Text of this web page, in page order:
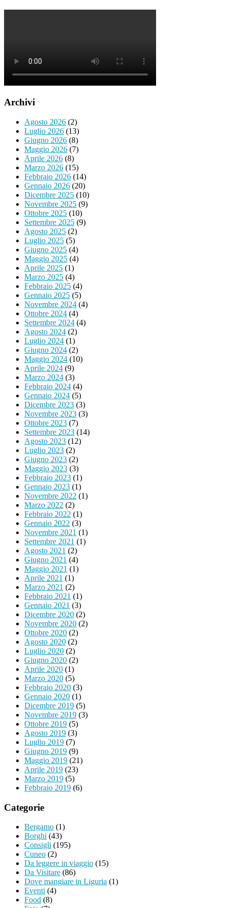
Archivi
Agosto 2026 (2)
Luglio 2026 (13)
Giugno 2026 (8)
Maggio 2026 (7)
Aprile 2026 (8)
Marzo 2026 (15)
Febbraio 2026 (14)
Gennaio 2026 (20)
Dicembre 2025 (10)
Novembre 2025 (9)
Ottobre 2025 (10)
Settembre 2025 (9)
Agosto 2025 (2)
Luglio 2025 (5)
Giugno 2025 (4)
Maggio 2025 (4)
Aprile 2025 (1)
Marzo 2025 (4)
Febbraio 2025 (4)
Gennaio 2025 (5)
Novembre 2024 (4)
Ottobre 2024 (4)
Settembre 2024 (4)
Agosto 2024 (2)
Luglio 2024 (1)
Giugno 2024 (2)
Maggio 2024 (10)
Aprile 2024 (9)
Marzo 2024 (3)
Febbraio 2024 (4)
Gennaio 2024 (5)
Dicembre 2023 (3)
Novembre 2023 (3)
Ottobre 2023 (7)
Settembre 2023 (14)
Agosto 2023 (12)
Luglio 2023 (2)
Giugno 2023 (2)
Maggio 2023 (3)
Febbraio 2023 (1)
Gennaio 2023 (1)
Novembre 2022 (1)
Marzo 2022 (2)
Febbraio 2022 (1)
Gennaio 2022 (3)
Novembre 2021 (1)
Settembre 2021 (1)
Agosto 2021 (2)
Giugno 2021 (4)
Maggio 2021 (1)
Aprile 2021 (1)
Marzo 2021 (2)
Febbraio 2021 (1)
Gennaio 2021 (3)
Dicembre 2020 (2)
Novembre 2020 (2)
Ottobre 2020 (2)
Agosto 2020 (2)
Luglio 2020 (2)
Giugno 2020 (2)
Aprile 2020 (1)
Marzo 2020 (5)
Febbraio 2020 (3)
Gennaio 2020 (1)
Dicembre 2019 (5)
Novembre 2019 (3)
Ottobre 2019 (5)
Agosto 2019 (3)
Luglio 2019 (7)
Giugno 2019 (9)
Maggio 2019 (21)
Aprile 2019 (23)
Marzo 2019 (5)
Febbraio 2019 (6)
Categorie
Bergamo (1)
Borghi (43)
Consigli (195)
Cuneo (2)
Da leggere in viaggio (15)
Da Visitare (86)
Dove mangiare in Liguria (1)
Eventi (4)
Food (8)